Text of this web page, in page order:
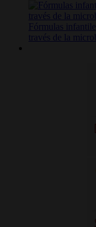
Fórmulas
través de la